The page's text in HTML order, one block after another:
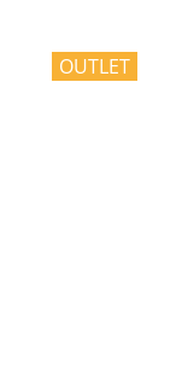
OUTLET